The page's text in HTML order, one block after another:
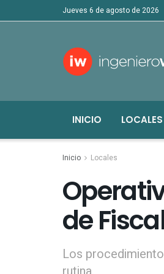
jueves 6 de agosto de 2026
INICIO LOCALES
Inicio Locales
de
Los